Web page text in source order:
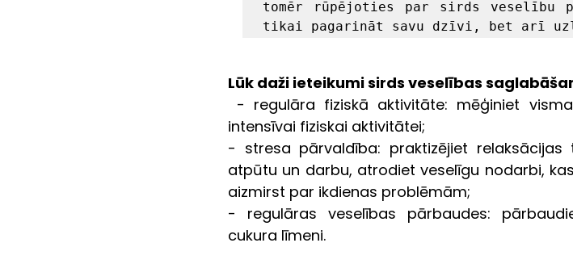
tomēr rūpējoties par sirds veselību
tikai pagarināt savu dzīvi, bet arī
Lūk daži ieteikumi sirds veselības
- regulāra fiziskā aktivitāte: mēģiniet
intensīvai fiziskai aktivitātei;
- stresa pārvaldība: praktizējiet relaksācijas
atpūtu un darbu, atrodiet veselīgu nodarbi,
aizmirst par ikdienas problēmām;
- regulāras veselības pārbaudes:
cukura līmeni.